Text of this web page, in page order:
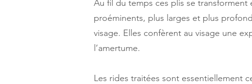
Au fil du temps ces plis se
proéminents, plus larges et plus
visage. Elles confèrent au visage une
l’amertume.
Les rides traitées sont essentiellement